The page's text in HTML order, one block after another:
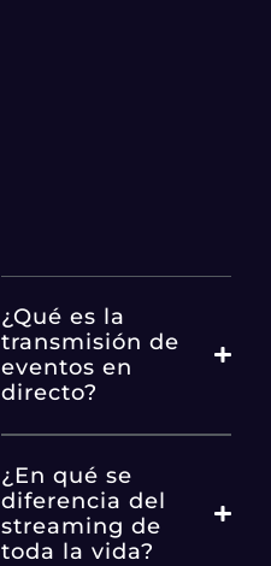
¿Qué es la
transmisión de
eventos en
directo?
¿En qué se
diferencia del
streaming de
toda la vida?